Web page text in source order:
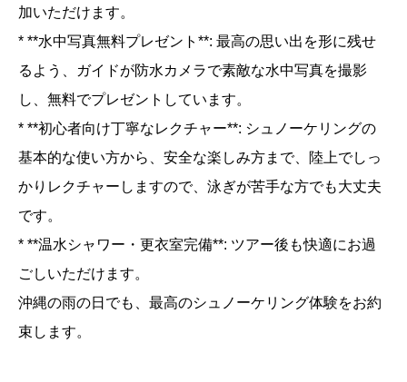
加いただけます。
* **水中写真無料プレゼント**: 最高の思い出を形に残せ
るよう、ガイドが防水カメラで素敵な水中写真を撮影
し、無料でプレゼントしています。
* **初心者向け丁寧なレクチャー**: シュノーケリングの
基本的な使い方から、安全な楽しみ方まで、陸上でしっ
かりレクチャーしますので、泳ぎが苦手な方でも大丈夫
です。
* **温水シャワー・更衣室完備**: ツアー後も快適にお過
ごしいただけます。
沖縄の雨の日でも、最高のシュノーケリング体験をお約
束します。